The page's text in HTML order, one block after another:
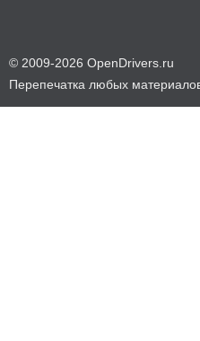
© 2009-2026 OpenDrivers.ru
Перепечатка любых